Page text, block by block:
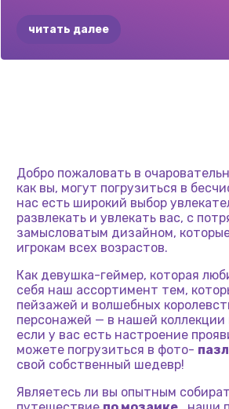
читать далее
Добро пожаловать в
как вы, могут погрузиться в
нас есть широкий выбор
развлекать и увлекать вас, с
замысловатым дизайном,
игрокам всех возрастов.
Как девушка-геймер, которая
себя наш ассортимент тем,
пейзажей и волшебных
персонажей — в нашей коллекции
если у вас есть настроение
можете погрузиться в фото-
свой собственный шедевр!
Являетесь ли вы опытным